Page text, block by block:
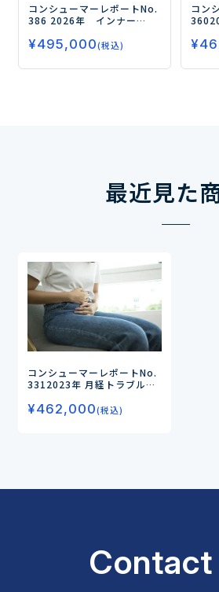
コンシューマーレポートNo.
386 2026年 インナー
（第4弾）ー手軽化する摂取
行動と若年化する健康意
識ー
¥495,000(税込)
コン
360
弾）
取率
「免
¥
最近見た
コンシューマーレポートNo.
3312023年 月経トラブル・
経中のパフォーマンスは5
2％と著しく低下、約9割が
¥462,000(税込)
Contact